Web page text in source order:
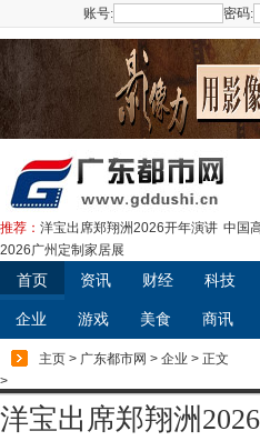
账号: 密码:
推荐： 洋宝出席郑翔洲2026开年演讲 中国
2026广州定制家居展
首页 资讯 财经 科技
企业 游戏 美食 商讯
主页 > 广东都市网 > 企业 > 正文
>
洋宝出席郑翔洲